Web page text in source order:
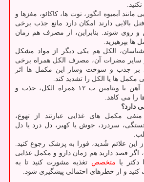
مانند آبمیوه انگور، توت ها، کاکائو، مغزها و
بالایی دارند امکان دارد مانع جذب برخی
و روی شوند. بنابراین، از مصرف هم زمان
ها بپرهیزید.
الکل هم یکی دیگر از مواد مشکل
سایر مضرات آن، مصرف الکل همراه برخی
بر جذب و سوخت وساز این مکمل ها اثر
مکمل ها یا الکل را تشدید کند.
بعنوان مثال، مصرف آهن یا ویتامین ب ۱۲ همراه الکل، جذب و
را می کاهد.
دارد؟
مکمل های غذایی عبارتند از تهوع،
سردرد، جوش یا کهیر، دل درد یا دل
این علائم شُدید، فورا به پزشک رجوع کنید.
اگر قصد دارید هم زمان دارو و مکمل غذایی
دکتر یا متخصص تغذیه مشورت کنید تا به
و از خطرهای احتمالی پیشگیری شود.